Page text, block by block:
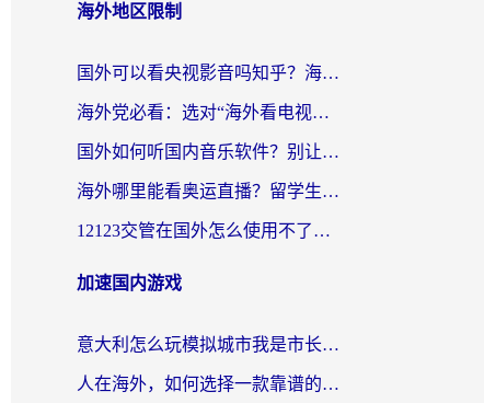
海外地区限制
国外可以看央视影音吗知乎？海外党亲测有效的回国加速方案
海外党必看：选对“海外看电视剧软件”，再也不用愁国内剧刷不了
国外如何听国内音乐软件？别让地域限制，断了你的中文歌单
海外哪里能看奥运直播？留学生&海外华人必看的体育赛事观赛终极指南
12123交管在国外怎么使用不了？海外华人必看的无缝访问国内资源指南
加速国内游戏
意大利怎么玩模拟城市我是市长？海外党国服游戏加速终极攻略（附三国3量子特攻解决办法）
人在海外，如何选择一款靠谱的玩剑灵2加速器？